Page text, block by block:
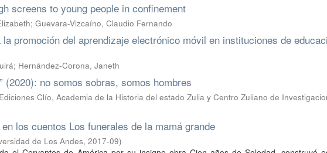
screens to young people in confinement
Guevara-Vizcaíno, Claudio Fernando
promoción del aprendizaje electrónico móvil en instituciones de
Hernández-Corona, Janeth
(2020): no somos sobras, somos hombres
Ediciones Clío, Academia de la Historia del estado Zulia y Centro Zuliano de
los cuentos Los funerales de la mamá grande
de Los Andes, 2017-09)